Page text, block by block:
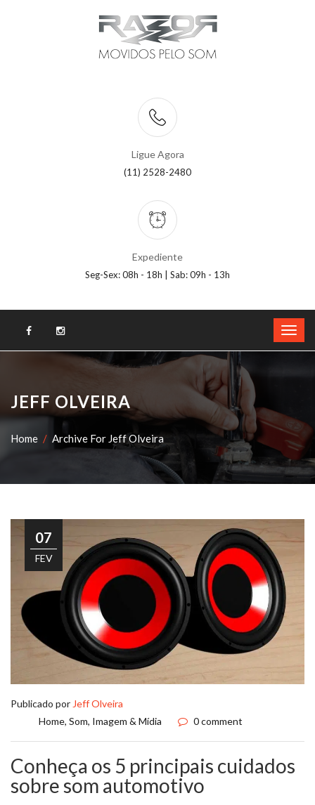
Ligue Agora
(11) 2528-2480
Expediente
Seg-Sex: 08h - 18h | Sab: 09h - 13h
JEFF OLVEIRA
Home Archive For Jeff Olveira
07
FEV
Publicado por Jeff Olveira
Home, Som, Imagem & Mídia 0 comment
Conheça os 5 principais cuidados
sobre som automotivo